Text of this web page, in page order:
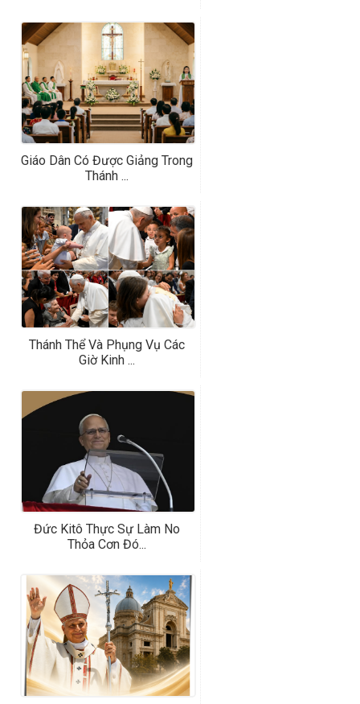
Giáo Dân Có Được Giảng Trong
Thánh ...
Thánh Thể Và Phụng Vụ Các
Giờ Kinh ...
Đức Kitô Thực Sự Làm No
Thỏa Cơn Đó...